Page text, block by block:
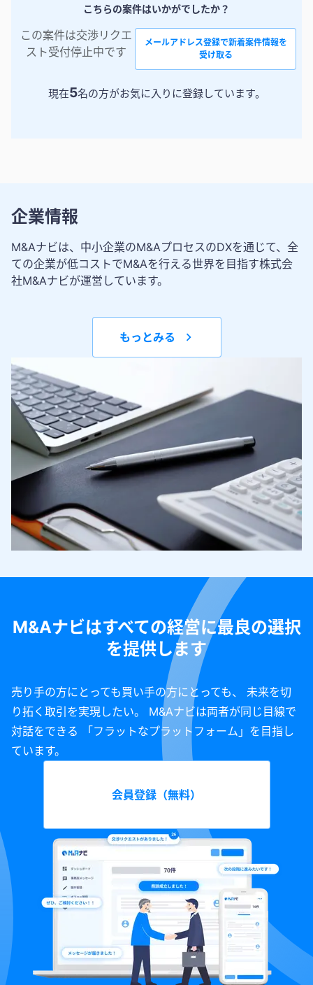
こちらの案件はいかがでしたか？
この案件は交渉リクエ
スト受付停止中です
メールアドレス登録で新着案件情報を
受け取る
現在5名の方がお気に入りに登録しています。
企業情報
M&Aナビは、中小企業のM&AプロセスのDXを通じて、全
ての企業が低コストでM&Aを行える世界を目指す株式会
社M&Aナビが運営しています。
もっとみる
M&Aナビはすべての経営に最良の選択
を提供します
売り手の方にとっても買い手の方にとっても、 未来を切
り拓く取引を実現したい。 M&Aナビは両者が同じ目線で
対話をできる 「フラットなプラットフォーム」を目指し
ています。
会員登録（無料）